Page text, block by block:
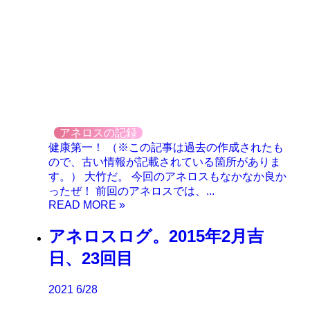
アネロスの記録
健康第一！ （※この記事は過去の作成されたも
ので、古い情報が記載されている箇所がありま
す。） 大竹だ。 今回のアネロスもなかなか良か
ったぜ！ 前回のアネロスでは、...
アネロスログ。2015年2月吉
日、23回目
2021 6/28